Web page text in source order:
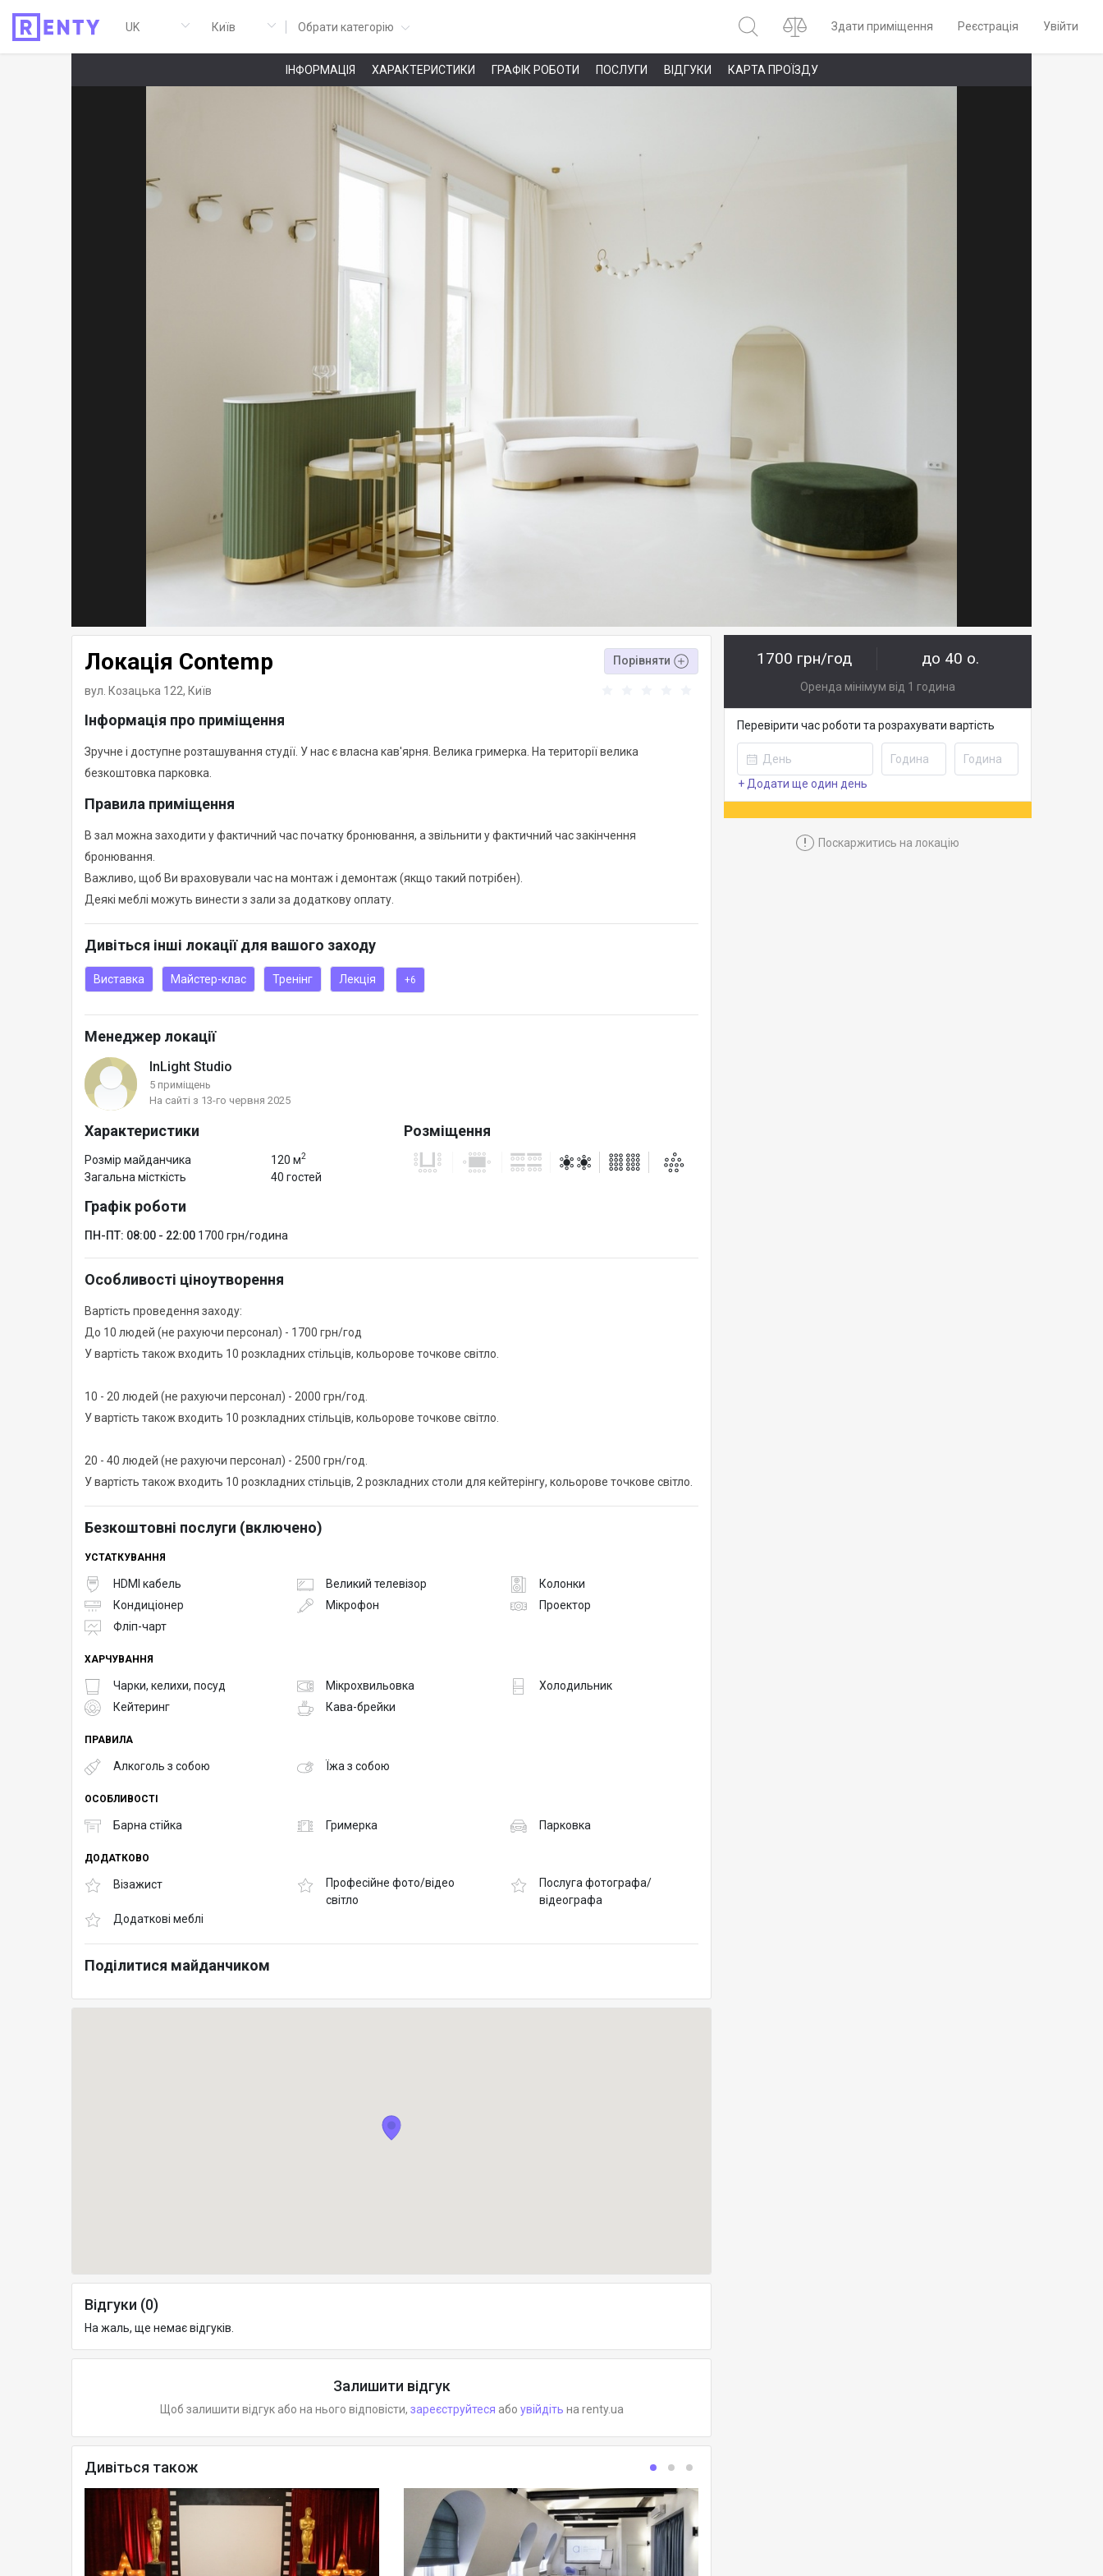
Обрати категорію Здати приміщення Реєстрація Увійти
ІНФОРМАЦІЯ ХАРАКТЕРИСТИКИ ГРАФІК РОБОТИ ПОСЛУГИ ВІДГУКИ КАРТА ПРОЇЗДУ
Локація Contemp Порівняти
вул. Козацька 122, Київ
Інформація про приміщення
Зручне і доступне розташування студії. У нас є власна кав'ярня. Велика гримерка. На території велика
безкоштовка парковка.
Правила приміщення
В зал можна заходити у фактичний час початку бронювання, а звільнити у фактичний час закінчення
бронювання.
Важливо, щоб Ви враховували час на монтаж і демонтаж (якщо такий потрібен).
Деякі меблі можуть винести з зали за додаткову оплату.
Дивіться інші локації для вашого заходу
Виставка Майстер-клас Тренінг Лекція +6
Менеджер локації
InLight Studio
5 приміщень
На сайті з 13-го червня 2025
Характеристики
Розмір майданчика 120 м2
Загальна місткість 40 гостей
Розміщення
Графік роботи
ПН-ПТ: 08:00 - 22:00 1700 грн/година
Особливості ціноутворення
Вартість проведення заходу:
До 10 людей (не рахуючи персонал) - 1700 грн/год
У вартість також входить 10 розкладних стільців, кольорове точкове світло.
10 - 20 людей (не рахуючи персонал) - 2000 грн/год.
У вартість також входить 10 розкладних стільців, кольорове точкове світло.
20 - 40 людей (не рахуючи персонал) - 2500 грн/год.
У вартість також входить 10 розкладних стільців, 2 розкладних столи для кейтерінгу, кольорове точкове світло.
Безкоштовні послуги (включено)
УСТАТКУВАННЯ
HDMI кабель Великий телевізор
Колонки
Кондиціонер
Мікрофон
Проектор
Фліп-чарт
ХАРЧУВАННЯ
Чарки, келихи, посуд Мікрохвильовка
Холодильник
Кейтеринг
Кава-брейки
ПРАВИЛА
Алкоголь з собою Їжа з собою
ОСОБЛИВОСТІ
Барна стійка Гримерка Парковка
ДОДАТКОВО
Візажист
Професійне фото/відео
світло
Послуга фотографа/
відеографа
Додаткові меблі
Поділитися майданчиком
Відгуки (0)
На жаль, ще немає відгуків.
Залишити відгук
Щоб залишити відгук або на нього відповісти, зареєструйтеся або увійдіть на renty.ua
Дивіться також
1700 грн/год до 40 о.
Оренда мінімум від 1 година
Перевірити час роботи та розрахувати вартість
+ Додати ще один день
! Поскаржитись на локацію